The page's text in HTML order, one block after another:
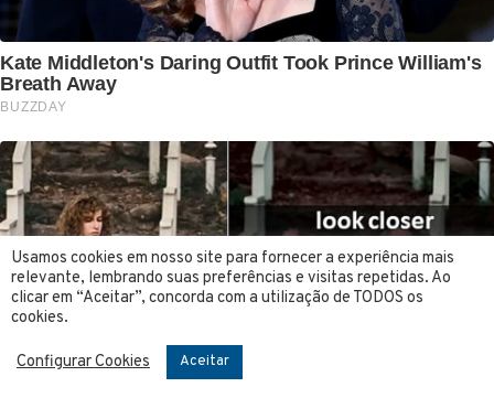
Usamos cookies em nosso site para fornecer a experiência mais
relevante, lembrando suas preferências e visitas repetidas. Ao
clicar em “Aceitar”, concorda com a utilização de TODOS os
cookies.
Configurar Cookies Aceitar